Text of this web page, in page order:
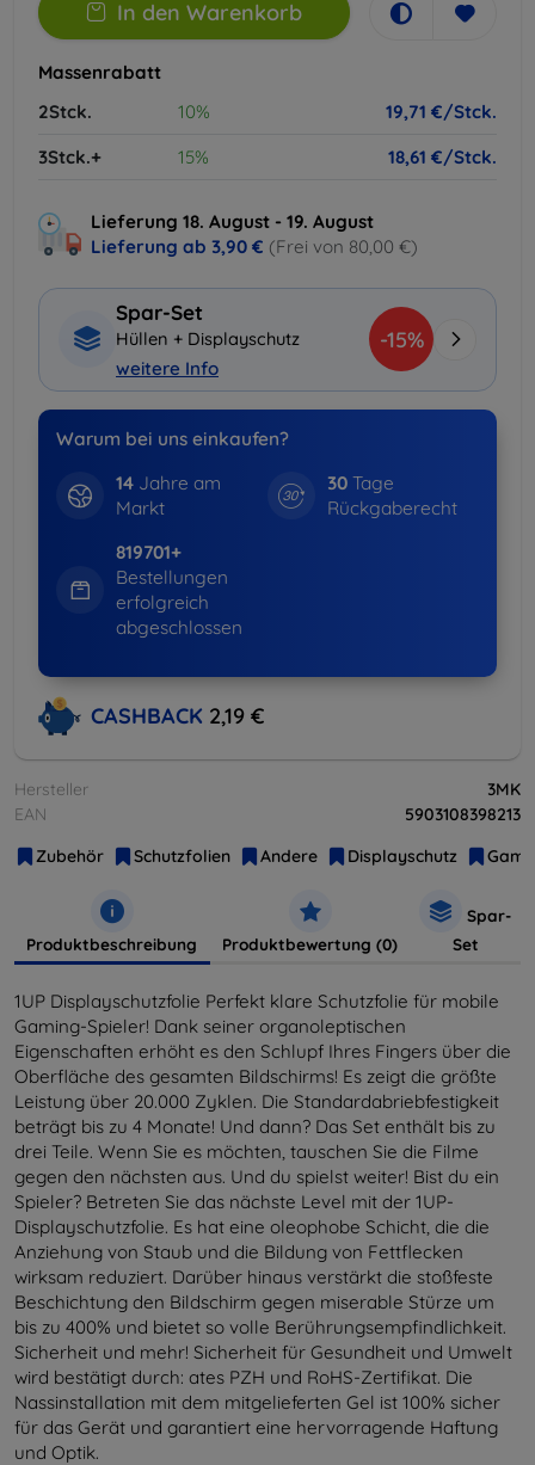
In den Warenkorb
Massenrabatt
2Stck.
10%
19,71 €/Stck.
3Stck.+
15% 18,61 €/Stck.
Lieferung 18. August - 19. August
Lieferung ab 3,90 € (Frei von 80,00 €)
Spar-Set
Hüllen + Displayschutz
weitere Info
-15%
Warum bei uns einkaufen?
14Jahre am
Markt
30 Tage
Rückgaberecht
819701+
Bestellungen
erfolgreich
abgeschlossen
CASHBACK 2,19 €
Hersteller
3MK
EAN
5903108398213
Zubehör
Schutzfolien Andere Displayschutz
Produktbeschreibung Produktbewertung (0)
Spar-
Set
1UP Displayschutzfolie Perfekt klare Schutzfolie für mobile
Gaming-Spieler! Dank seiner organoleptischen
Eigenschaften erhöht es den Schlupf Ihres Fingers über die
Oberfläche des gesamten Bildschirms! Es zeigt die größte
Leistung über 20.000 Zyklen. Die Standardabriebfestigkeit
beträgt bis zu 4 Monate! Und dann? Das Set enthält bis zu
drei Teile. Wenn Sie es möchten, tauschen Sie die Filme
gegen den nächsten aus. Und du spielst weiter! Bist du ein
Spieler? Betreten Sie das nächste Level mit der 1UP-
Displayschutzfolie. Es hat eine oleophobe Schicht, die die
Anziehung von Staub und die Bildung von Fettflecken
wirksam reduziert. Darüber hinaus verstärkt die stoßfeste
Beschichtung den Bildschirm gegen miserable Stürze um
bis zu 400% und bietet so volle Berührungsempfindlichkeit.
Sicherheit und mehr! Sicherheit für Gesundheit und Umwelt
wird bestätigt durch: ates PZH und RoHS-Zertifikat. Die
Nassinstallation mit dem mitgelieferten Gel ist 100% sicher
für das Gerät und garantiert eine hervorragende Haftung
und Optik.